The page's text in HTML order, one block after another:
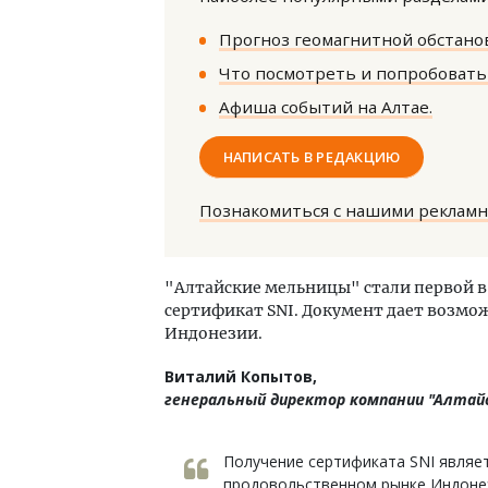
Прогноз геомагнитной
Что посмотреть и попробовать
Афиша событий на Алтае.
НАПИСАТЬ В РЕДАКЦИЮ
Познакомиться с нашими
"Алтайские мельницы" стали первой
сертификат SNI. Документ дает
Индонезии.
Виталий Копытов,
генеральный директор компании
Получение сертификата SNI